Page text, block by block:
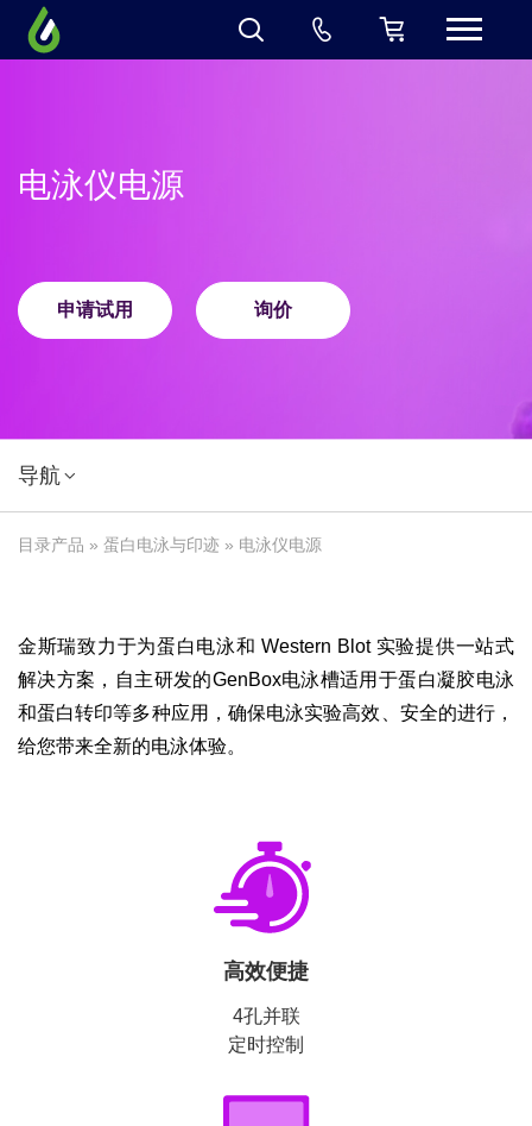
电泳仪电源
申请试用 询价
导航
目录产品 » 蛋白电泳与印迹 » 电泳仪电源
金斯瑞致力于为蛋白电泳和 Western Blot 实验提供一站式
解决方案，自主研发的GenBox电泳槽适用于蛋白凝胶电泳
和蛋白转印等多种应用，确保电泳实验高效、安全的进行，
给您带来全新的电泳体验。
高效便捷
4孔并联
定时控制